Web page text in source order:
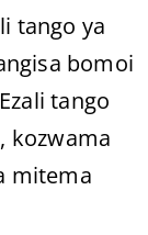
tango ya
bomoi
tango
kozwama
mitema